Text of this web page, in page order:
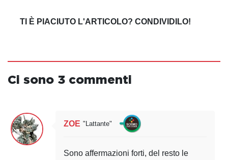
TI È PIACIUTO L'ARTICOLO? CONDIVIDILO!
Ci sono 3 commenti
ZOE "Lattante"
Sono affermazioni forti, del resto le